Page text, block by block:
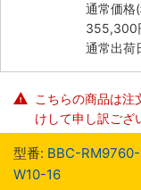
通常価格(
355,300
通常出荷
こちらの商品は注
けして申し訳ござ
型番: BBC-
W10-16